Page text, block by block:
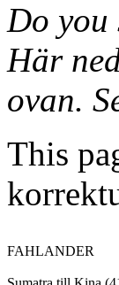
Do you
Här
ovan.
This
FAHLANDER